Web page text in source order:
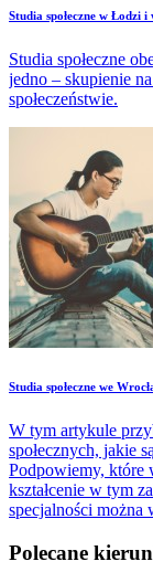
Studia społeczne w Łodzi i
Studia społeczne
jedno – skupienie
społeczeństwie.
Studia społeczne we
W tym artykule
społecznych, jakie
Podpowiemy, które
kształcenie w tym
specjalności można
Polecane